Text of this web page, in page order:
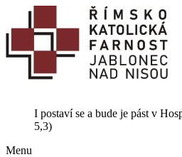
I postaví se a bude je pást v
5,3)
Menu